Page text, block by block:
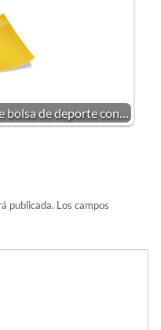
bolsa de deporte con…
publicada. Los campos